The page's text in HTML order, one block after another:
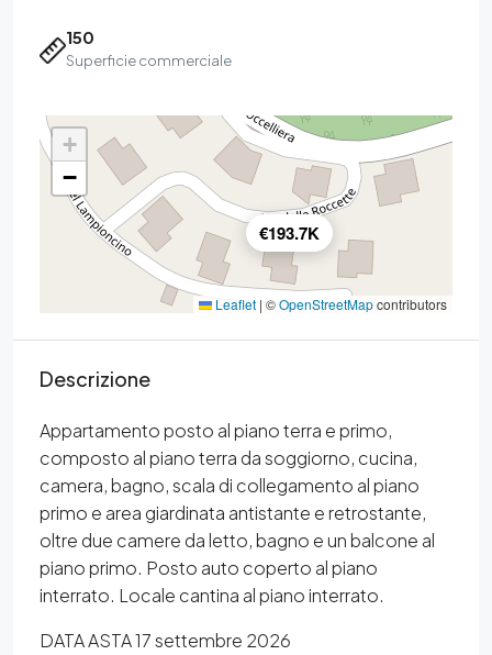
150
Superficie commerciale
€193.7K
+
−
Leaflet | ©OpenStreetMapcontributors
Descrizione
Appartamento posto al piano terra e primo,
composto al piano terra da soggiorno, cucina,
camera, bagno, scala di collegamento al piano
primo e area giardinata antistante e retrostante,
oltre due camere da letto, bagno e un balcone al
piano primo. Posto auto coperto al piano
interrato. Locale cantina al piano interrato.
DATA ASTA 17 settembre 2026